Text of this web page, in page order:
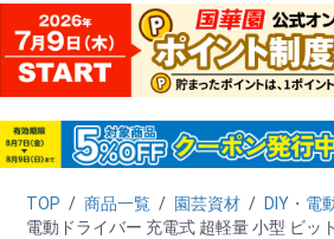
TOP / 商品一覧 / 園芸資材 / DIY・電
電動ドライバー 充電式 超軽量 小型 ビッ